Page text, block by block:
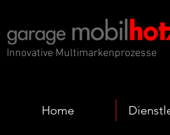
Innovative Multimarkenprozesse
Home